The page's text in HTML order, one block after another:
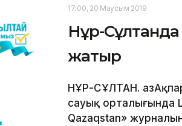
17:00, 20 Маусым 2019
Нұр-
жатыр
НҰР-СҰЛТАН.
сауық орталығында
Qazaqstan»